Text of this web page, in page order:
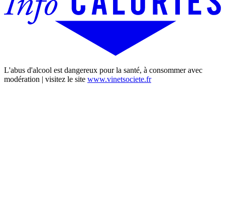
L'abus d'alcool est dangereux pour la santé, à consommer avec
modération | visitez le site www.vinetsociete.fr